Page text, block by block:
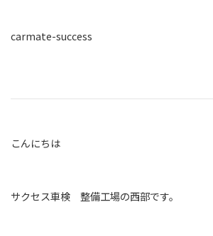
carmate-success
こんにちは
サクセス車検 整備工場の西部です。